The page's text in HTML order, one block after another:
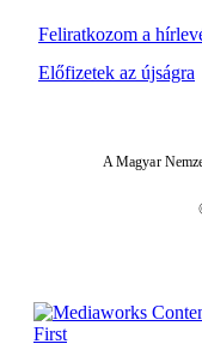
Feliratkozom a
Előfizetek az újságra
A Magyar